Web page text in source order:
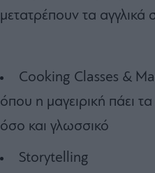
μετατρέπουν τα αγγλικά
Cooking Classes &
όπου η μαγειρική πάει
όσο και γλωσσικό
Storytelling